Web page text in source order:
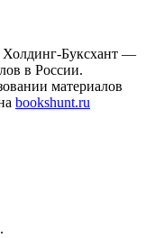
Холдинг-Буксхант —
в России.
материалов
bookshunt.ru